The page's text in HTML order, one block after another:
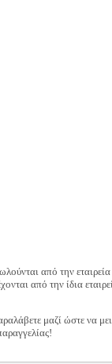
από την εταιρεία
από την ίδια
μαζί ώστε να